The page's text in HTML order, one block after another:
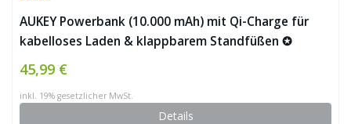
AUKEY Powerbank (10.000 mAh) mit Qi-Charge für
kabelloses Laden & klappbarem Standfüßen ✪
45,99 €
inkl. 19% gesetzlicher MwSt.
Details